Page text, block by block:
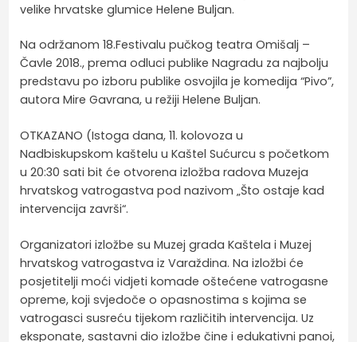
velike hrvatske glumice Helene Buljan.
Na održanom 18.Festivalu pučkog teatra Omišalj –
Čavle 2018., prema odluci publike Nagradu za najbolju
predstavu po izboru publike osvojila je komedija “Pivo”,
autora Mire Gavrana, u režiji Helene Buljan.
OTKAZANO (Istoga dana, 11. kolovoza u
Nadbiskupskom kaštelu u Kaštel Sućurcu s početkom
u 20:30 sati bit će otvorena izložba radova Muzeja
hrvatskog vatrogastva pod nazivom „Što ostaje kad
intervencija završi“.
Organizatori izložbe su Muzej grada Kaštela i Muzej
hrvatskog vatrogastva iz Varaždina. Na izložbi će
posjetitelji moći vidjeti komade oštećene vatrogasne
opreme, koji svjedoče o opasnostima s kojima se
vatrogasci susreću tijekom različitih intervencija. Uz
eksponate, sastavni dio izložbe čine i edukativni panoi,